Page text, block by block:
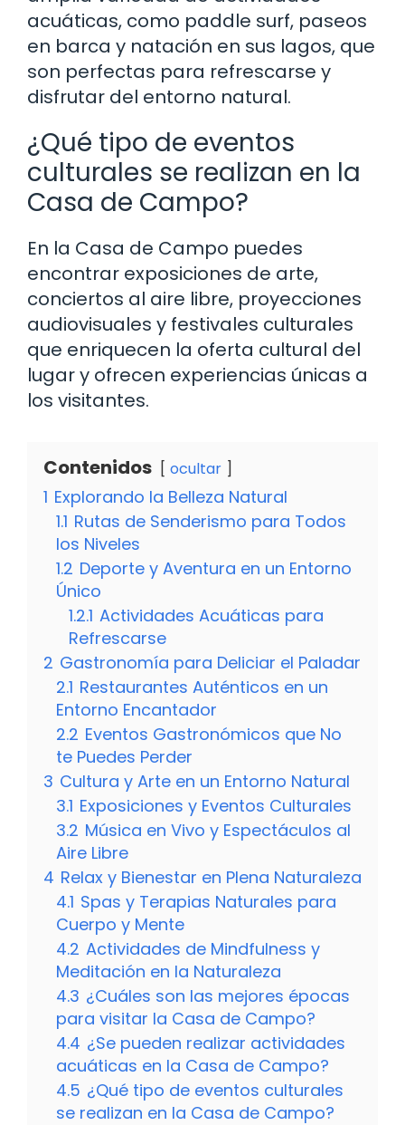
acuáticas, como paddle surf, paseos
en barca y natación en sus lagos, que
son perfectas para refrescarse y
disfrutar del entorno natural.
¿Qué tipo de eventos
culturales se realizan en la
Casa de Campo?
En la Casa de Campo puedes
encontrar exposiciones de arte,
conciertos al aire libre, proyecciones
audiovisuales y festivales culturales
que enriquecen la oferta cultural del
lugar y ofrecen experiencias únicas a
los visitantes.
Contenidos ocultar
1 Explorando la Belleza Natural
1.1 Rutas de Senderismo para Todos
los Niveles
1.2 Deporte y Aventura en un Entorno
Único
1.2.1 Actividades Acuáticas para
Refrescarse
2 Gastronomía para Deliciar el Paladar
2.1 Restaurantes Auténticos en un
Entorno Encantador
2.2 Eventos Gastronómicos que No
te Puedes Perder
3 Cultura y Arte en un Entorno Natural
3.1 Exposiciones y Eventos Culturales
3.2 Música en Vivo y Espectáculos al
Aire Libre
4 Relax y Bienestar en Plena Naturaleza
4.1 Spas y Terapias Naturales para
Cuerpo y Mente
4.2 Actividades de Mindfulness y
Meditación en la Naturaleza
4.3 ¿Cuáles son las mejores épocas
para visitar la Casa de Campo?
4.4 ¿Se pueden realizar actividades
acuáticas en la Casa de Campo?
4.5 ¿Qué tipo de eventos culturales
se realizan en la Casa de Campo?